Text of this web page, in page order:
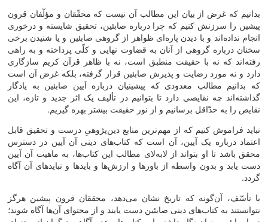
بدانیم که غرض از بیان این مطالب آن نیست که محقّقان و مؤلّفان قرون
پیشین را سرزنش کنیم که چرا درباره صابئین، تحقیق شایسته و درخوری
انجام نداده‌‌اند و با دیدن پاره‌‌ای ظواهر از گروهی صابئین و یا شنیدن برخی
سخنان درباره گروهی از آنان به قضاوت نهایی و کلّی پرداخته و به راهی
رفته‌‌اند که نه با حقیقت منطبق است، نه با ظاهر قرآن کریم سازگاری
دارد و نه مورد رضایت و پذیرش صابئین قرار ‌‌گرفته، بلکه غرض آن است
که بدانیم مطالب معدودی که پیشینیان درباره آیین صابئین به یادگار
گذاشته‌‌اند چه نقایصی دارد تا بتوانیم در تألیف یک اثر جدید و تازه، این
نقایص را به حدّاقل برسانیم و از نور حقیقت بیشتر بهره گیریم.
نباید فراموش کنیم که از مهم‌‌ترین منابع دین‌‌پژوهیِ درست و تحقیق قابل
اعتماد درباره یک آیین، آن است که کتاب‌‌های دینی آن آیین در دسترس
محقق باشد تا او بتواند از لابه‌لای مطالب این کتاب‌‌ها، به ماهیت آن آیین
دست یابد و بدون واسطه از باورها و ارزش‌‌ها و بایدها و نبایدهای آن آگاه
گردد.
با تأسّف، آن‌‌گونه که تاریخ نشان می‌‌دهد، محققان قرون پیشین هرگز
نتوانستند به کتاب‌‌های دینی صابئین دست یابند و از محتوای آن‌‌ها آگاه شوند؛